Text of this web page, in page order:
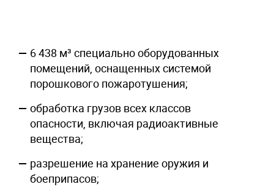
6 438 м³ специально оборудованных
помещений, оснащенных системой
порошкового пожаротушения;
обработка грузов всех классов
опасности, включая радиоактивные
вещества;
разрешение на хранение оружия и
боеприпасов;